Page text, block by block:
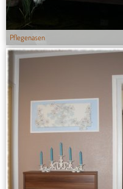
Pflegenasen